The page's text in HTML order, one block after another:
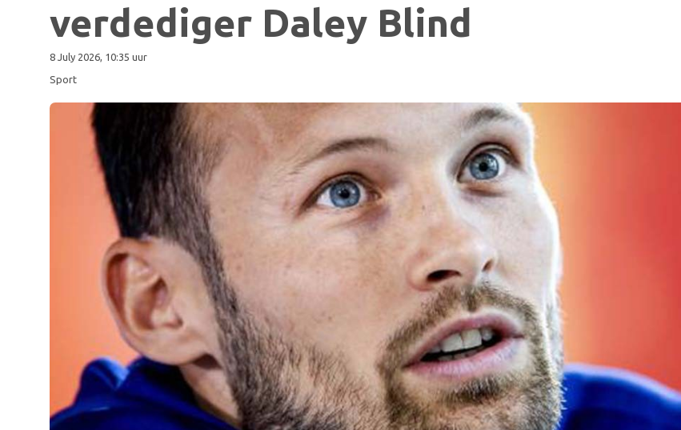
verdediger Daley Blind
8 July 2026, 10:35 uur
Sport